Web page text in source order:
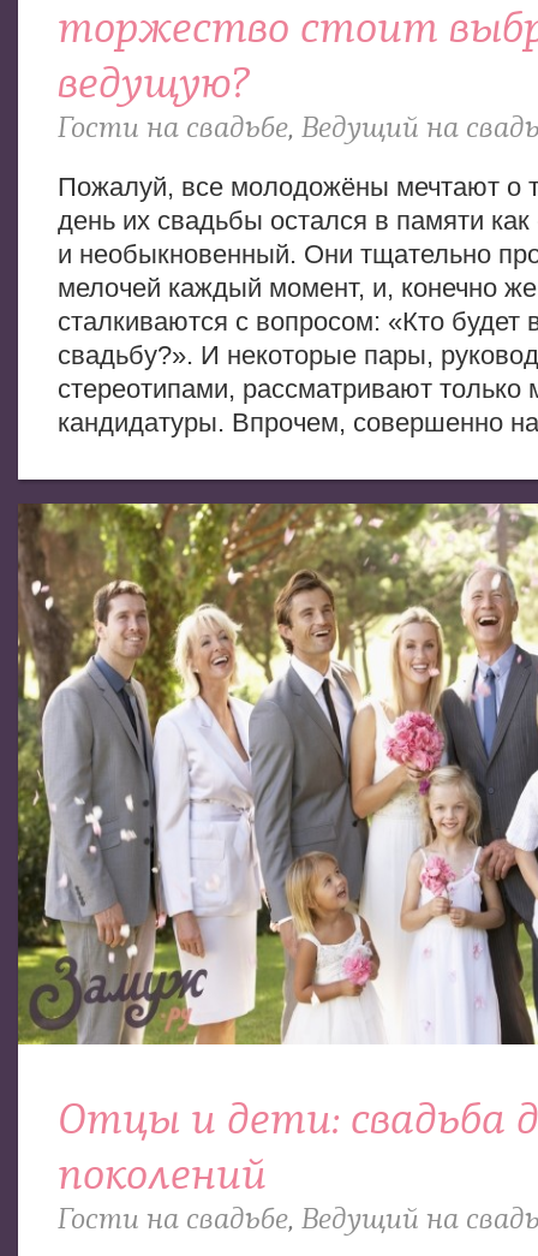
торжество стоит
ведущую?
Гости на свадьбе, Ведущий на
Пожалуй, все молодожёны мечтают о
день их свадьбы остался в памяти
и необыкновенный. Они тщательно
мелочей каждый момент, и, конечно
сталкиваются с вопросом: «Кто будет
свадьбу?». И некоторые пары,
стереотипами, рассматривают только
кандидатуры. Впрочем, совершенно
Отцы и дети: свадьба
поколений
Гости на свадьбе, Ведущий на